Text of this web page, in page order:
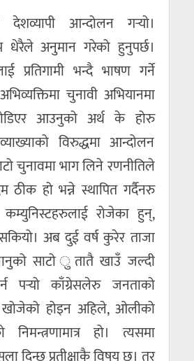
आन्दोलन गर्‍यो।
धेरैले अनुमान गरेको हुनुपर्छ।
प्रतिगामी भन्दै भाषण गर्ने
चुनावी अभियानमा
आउनुको अर्थ के होरु
विरुद्धमा आन्दोलन
चुनावमा भाग लिने रणनीतिले
हो भन्ने स्थापित गर्दैनरु
रोजेका हुन्,
अब दुई वर्ष कुरेर ताजा
साटो ुतातै खाउँ जल्दी
काँग्रेसलेरु जनताको
होइन अहिले, ओलीको
हो। त्यसमा